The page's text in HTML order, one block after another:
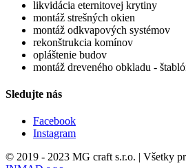
likvidácia eternitovej krytiny
montáž strešných okien
montáž odkvapových systémov
rekonštrukcia komínov
opláštenie budov
montáž dreveného obkladu -
Sledujte nás
Facebook
Instagram
© 2019 - 2023 MG craft s.r.o. | Všetky